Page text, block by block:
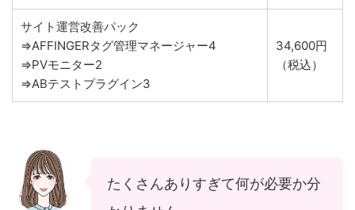
サイト運営改善パック
⇒AFFINGERタグ管理マネージャー4
⇒PVモニター2
⇒ABテストプラグイン3
34,600円
（税込）
たくさんありすぎて何が必要か分